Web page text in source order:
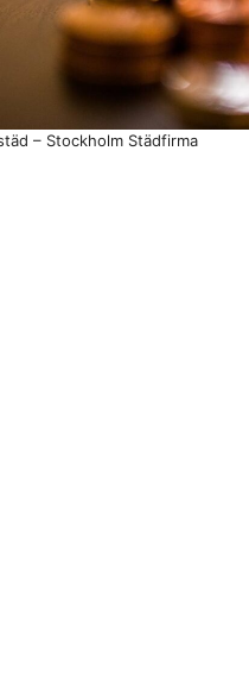
– Stockholm Städfirma